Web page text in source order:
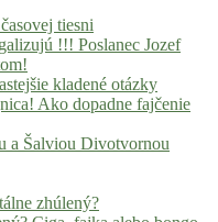
tiesni
!!! Poslanec Jozef
kladené otázky
Ako dopadne fajčenie
a Šalviou Divotvornou
zhúlený?